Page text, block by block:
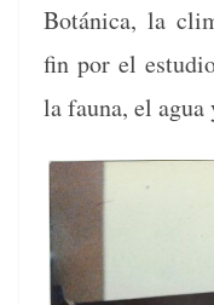
Botáni­ca, la
fin por el
la fau­na, el